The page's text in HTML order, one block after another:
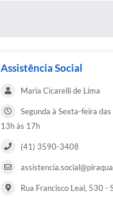
Assistência Social
Maria Cicarelli de Lima
Segunda à Sexta-feira
13h às 17h
(41) 3590-3408
Rua Francisco Leal, 530 -